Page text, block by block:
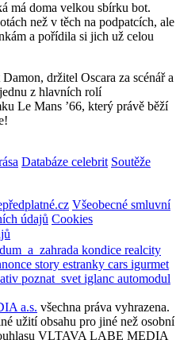
má doma velkou sbírku bot.
než v těch na podpatcích, ale
a pořídila si jich už celou
držitel Oscara za scénář a
z hlavních rolí
Le Mans ’66, který právě běží
Databáze celebrit Soutěže
Všeobecné smluvní
údajů Cookies
dum_a_zahrada kondice realcity
story estranky cars igurmet
poznat_svet iglanc automodul
a.s. všechna práva vyhrazena.
užití obsahu pro jiné než osobní
VLTAVA LABE MEDIA